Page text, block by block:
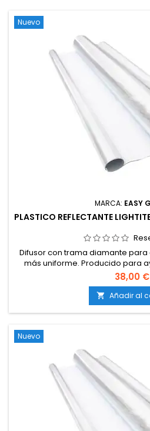
Nuevo
MARCA: EASY
PLASTICO REFLECTANTE
Difusor con trama diamante
más uniforme. Producido para
calientes cuarto de cultivo. 100
proteger contra la
38,00 €
 Añadir al
Nuevo